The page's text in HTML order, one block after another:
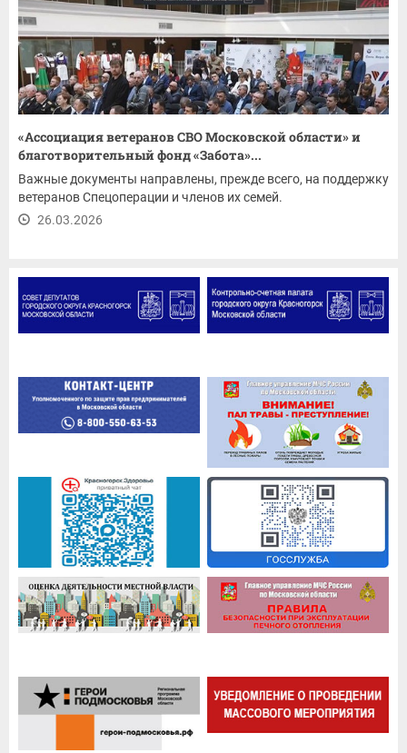
«Ассоциация ветеранов СВО Московской области» и
благотворительный фонд «Забота»...
Важные документы направлены, прежде всего, на поддержку
ветеранов Спецоперации и членов их семей.
26.03.2026